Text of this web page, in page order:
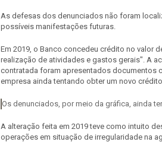
As defesas dos denunciados não foram
possíveis manifestações futuras.
Em 2019, o Banco concedeu crédito no valor
realização de atividades e gastos gerais". A
contratada foram apresentados documentos
empresa ainda tentando obter um novo
Os denunciados, por meio da gráfica, ainda
A alteração feita em 2019 teve como intuito
operações em situação de irregularidade na